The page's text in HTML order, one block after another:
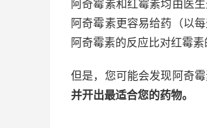
阿奇霉素和红霉素均由医
阿奇霉素更容易给药（以
阿奇霉素的反应比对红霉素
但是，您可能会发现阿奇
并开出最适合您的药物。